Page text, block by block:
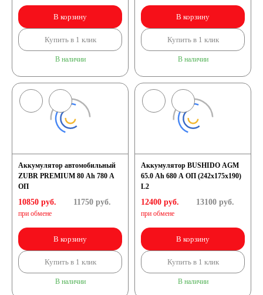
В корзину
Купить в 1 клик
В наличии
В корзину
Купить в 1 клик
В наличии
Аккумулятор автомобильный
ZUBR PREMIUM 80 Ah 780 A
ОП
10850 руб.
при обмене
11750руб.
В корзину
Купить в 1 клик
В наличии
Аккумулятор BUSHIDO AGM
65.0 Ah 680 A ОП (242x175x190)
L2
12400 руб.
при обмене
13100руб.
В корзину
Купить в 1 клик
В наличии